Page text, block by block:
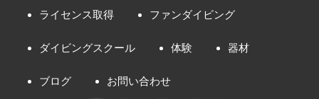
ライセンス取得 ファンダイビング
ダイビングスクール 体験 器材
ブログ お問い合わせ